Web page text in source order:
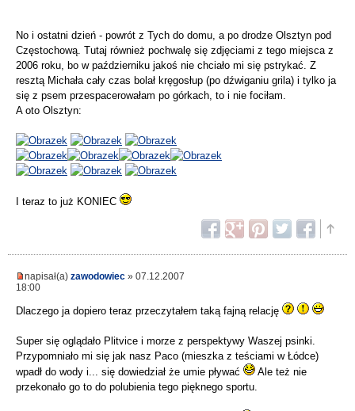
No i ostatni dzień - powrót z Tych do domu, a po drodze Olsztyn pod
Częstochową. Tutaj również pochwalę się zdjęciami z tego miejsca z
2006 roku, bo w październiku jakoś nie chciało mi się pstrykać. Z
resztą Michała cały czas bolał kręgosłup (po dźwiganiu grila) i tylko ja
się z psem przespacerowałam po górkach, to i nie fociłam.
A oto Olsztyn:
I teraz to już KONIEC
napisał(a) zawodowiec » 07.12.2007
18:00
Dlaczego ja dopiero teraz przeczytałem taką fajną relację
Super się oglądało Plitvice i morze z perspektywy Waszej psinki.
Przypomniało mi się jak nasz Paco (mieszka z teściami w Łódce)
wpadł do wody i... się dowiedział że umie pływać
Ale też nie
przekonało go to do polubienia tego pięknego sportu.